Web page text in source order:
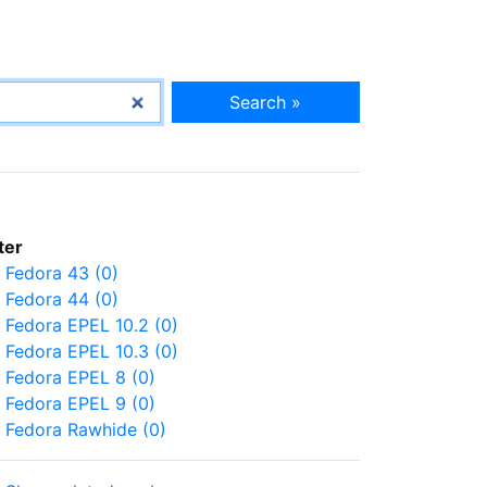
Search »
Fedora 43 (0)
Fedora 44 (0)
Fedora EPEL 10.2 (0)
Fedora EPEL 10.3 (0)
Fedora EPEL 8 (0)
Fedora EPEL 9 (0)
Fedora Rawhide (0)